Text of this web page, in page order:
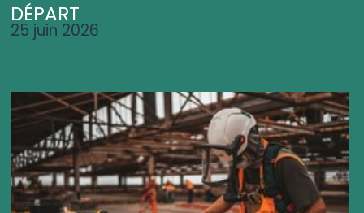
DÉPART
25 juin 2026